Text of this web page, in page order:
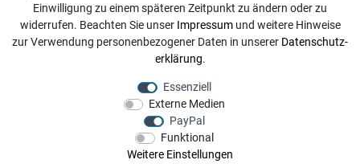
Montag - Freitag, 08:00 - 16:00
Anrufe aus dem dt. Festnetz zum Ortstarif, Preise aus dem
Mobilfunknetz ggf. abweichend (abhängig vom Provider).
Einwilligung zu einem späteren Zeitpunkt zu ändern oder zu
widerrufen. Beachten Sie unser Impressumund weitere Hinweise
zur Verwendung personenbezogener Daten in unserer Daten­schutz­
erklärung.
Essenziell
Externe Medien
PayPal
Funktional
Weitere Einstellungen